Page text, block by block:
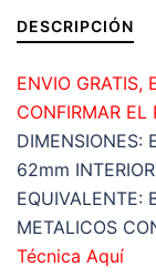
CON
CLAMP
EXTERIOR
DH=40mm
LARGO
L=62mm
INTERIOR
d1
y
DESCRIPCIÓN
ENVIO GRATIS,
CONFIRMAR EL
DIMENSIONES:
62mm
EQUIVALENTE:
METALICOS
Técnica Aquí